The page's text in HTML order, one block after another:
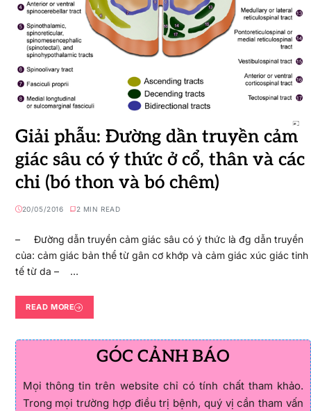
Giải phẫu: Đường dần truyền cảm
giác sâu có ý thức ở cổ, thân và các
chi (bó thon và bó chêm)
20/05/2016 2 MIN READ
– Đường dẫn truyền cảm giác sâu có ý thức là đg dẫn truyền
của: cảm giác bản thể từ gân cơ khớp và cảm giác xúc giác tinh
tế từ da – …
READ MORE
GÓC CẢNH BÁO
Mọi thông tin trên website chỉ có tính chất tham khảo.
Trong mọi trường hợp điều trị bệnh, quý vị cần tham vấn